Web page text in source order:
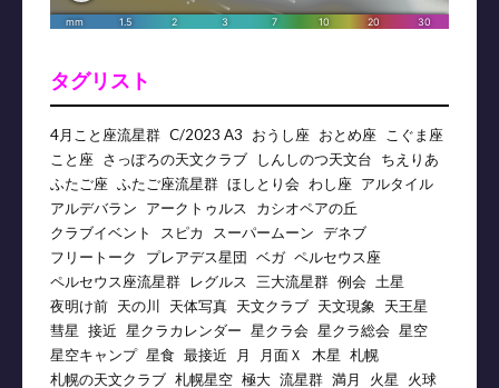
タグリスト
4月こと座流星群 C/2023 A3 おうし座 おとめ座
こぐま座
こと座 さっぽろの天文クラブ しんしのつ天文台
ちえりあ
ふたご座 ふたご座流星群 ほしとり会 わし座 アルタイル
アルデバラン
アークトゥルス
カシオペアの丘
クラブイベント
スピカ スーパームーン デネブ
フリートーク
プレアデス星団 ベガ ペルセウス座
ペルセウス座流星群
レグルス 三大流星群 例会
土星
夜明け前 天の川 天体写真 天文クラブ 天文現象
天王星
彗星 接近 星クラカレンダー 星クラ会 星クラ総会 星空
星空キャンプ 星食 最接近 月 月面Ｘ 木星 札幌
札幌の天文クラブ 札幌星空 極大 流星群 満月 火星 火球